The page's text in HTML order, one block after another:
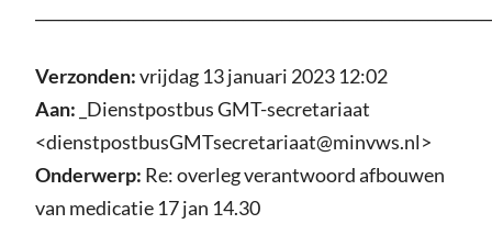
Verzonden:vrijdag 13 januari 2023 12:02
Aan: _Dienstpostbus GMT-secretariaat
<dienstpostbusGMTsecretariaat@minvws.nl>
Onderwerp: Re: overleg verantwoord afbouwen
van medicatie 17 jan 14.30